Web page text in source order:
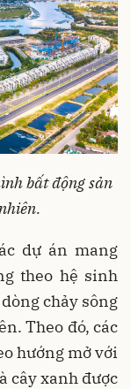
bất động sản
dự án mang
theo hệ sinh
chảy sông
Theo đó, các
hướng mở với
cây xanh được